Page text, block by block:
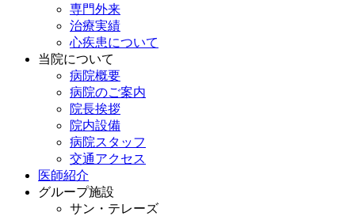
専門外来
治療実績
心疾患について
当院について
病院概要
病院のご案内
院長挨拶
院内設備
病院スタッフ
交通アクセス
医師紹介
グループ施設
サン・テレーズ